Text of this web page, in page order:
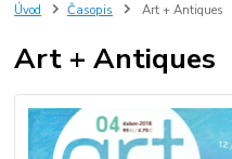
Úvod Časopis Art + Antiques
Art + Antiques